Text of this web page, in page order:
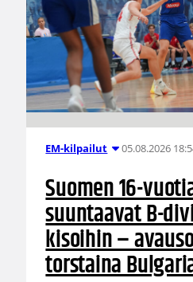
EM-kilpailut 05.08.2026
Suomen 16-
suuntaavat B-
kisoihin –
torstaina